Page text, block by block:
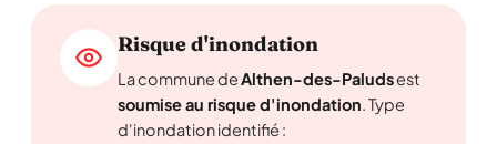
Risque d'inondation
La commune deAlthen-des-Paludsest
soumise au risque d'inondation. Type
d'inondation identifié :